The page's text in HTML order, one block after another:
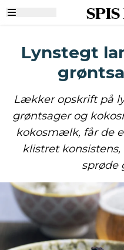
Lynstegt
Lækker opskrift på
grøntsager og
kokosmælk, får de
klistret
sprøde